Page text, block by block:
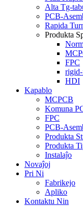
Alta Tg-
PCB-
Rapida
Produkta
FPC
HDI
Kapablo
MCPCB
Komuna
FPC
PCB-
Produkta
Produkta
Instalaĵo
Novaĵoj
Pri Ni
Fabrikejo
Apliko
Kontaktu Nin